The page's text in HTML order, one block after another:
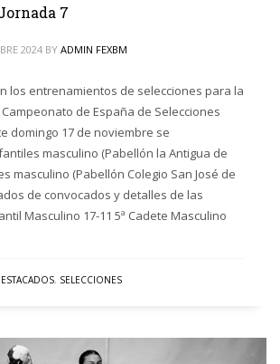
7
2024 BY ADMIN FEXBM
los entrenamientos de selecciones para la
de España de Selecciones
domingo 17 de noviembre se
masculino (Pabellón la Antigua de
masculino (Pabellón Colegio San José de
de convocados y detalles de las
Masculino 17-11 5ª Cadete Masculino
, SELECCIONES